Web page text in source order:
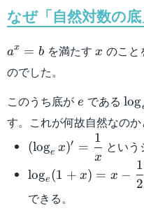
なぜ「自然対数の
a^x=b
ax = bを満たすx
x のこと
のでした。
このうち底が e
e であるlog
す。これが何故自然なのか
(\log_e
x)' =
\dfrac{1}
(loge x)′ =
x
1
という
\log_e (1+x)=x-
\dfrac{1}
{2}x^2+\dfrac{1}
loge (1 + x) = x −
2
1
できる。